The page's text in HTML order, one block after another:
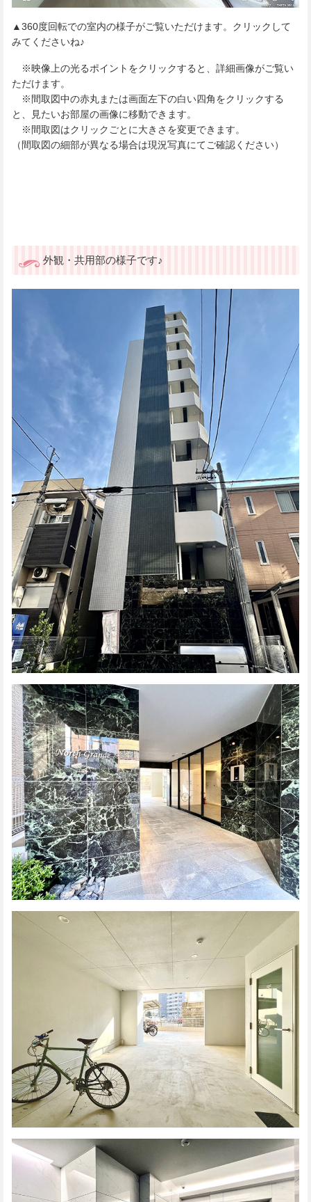
▲360度回転での室内の様子がご覧いただけます。クリックして
みてくださいね♪
※映像上の光るポイントをクリックすると、詳細画像がご覧い
ただけます。
※間取図中の赤丸または画面左下の白い四角をクリックする
と、見たいお部屋の画像に移動できます。
※間取図はクリックごとに大きさを変更できます。
（間取図の細部が異なる場合は現況写真にてご確認ください）
外観・共用部の様子です♪